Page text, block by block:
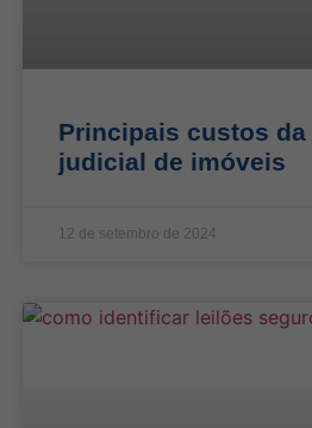
Principais custos da
judicial de imóveis
12 de setembro de 2024